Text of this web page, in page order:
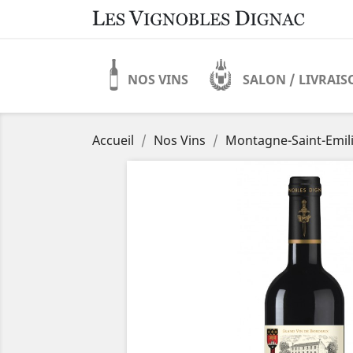
NOS VINS SALON /
Accueil Nos Vins Montagne-Saint-